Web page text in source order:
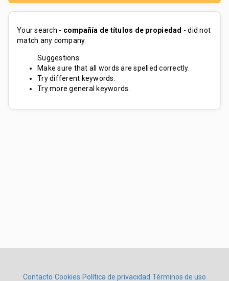
Your search - compañía de títulos de propiedad - did not
match any company.
Suggestions:
Make sure that all words are spelled correctly.
Try different keywords.
Try more general keywords.
Contacto Cookies Política de privacidad Términos de uso